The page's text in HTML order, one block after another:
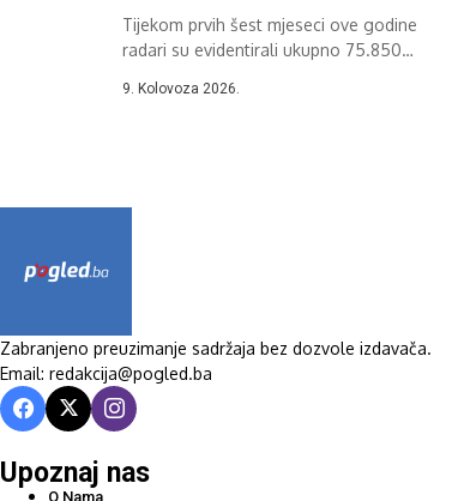
Tijekom prvih šest mjeseci ove godine
radari su evidentirali ukupno 75.850
9. Kolovoza 2026.
Zabranjeno preuzimanje sadržaja bez dozvole izdavača.
Email: redakcija@pogled.ba
Upoznaj nas
O Nama